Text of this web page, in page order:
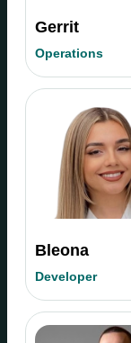
Gerrit
Operations
Bleona
Developer